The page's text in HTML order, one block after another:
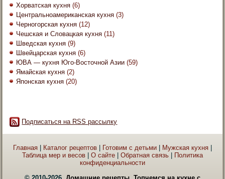
Хорватская кухня (6)
Центральноамериканская кухня (3)
Черногорская кухня (12)
Чешская и Словацкая кухня (11)
Шведская кухня (9)
Швейцарская кухня (6)
ЮВА — кухня Юго-Восточной Азии (59)
Ямайская кухня (2)
Японская кухня (20)
Подписаться на RSS рассылку
Главная Каталог рецептов Готовим с детьми Мужская кухня
Таблица мер и весов
О сайте Обратная связь
Политика
конфиденциальности